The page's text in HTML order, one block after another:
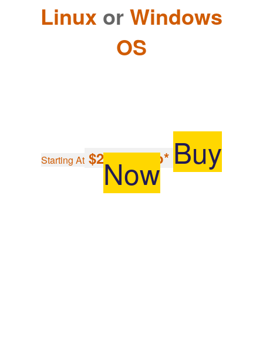
Linux orWindows
OS
Starting At $277.98/mo* Buy
Now